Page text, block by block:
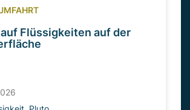
Flüssigkeiten auf der